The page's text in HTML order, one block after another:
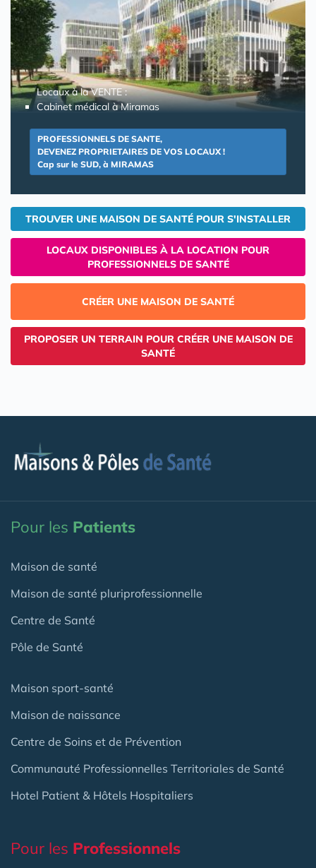
Locaux à la VENTE :
Cabinet médical à Miramas
PROFESSIONNELS DE SANTE,
DEVENEZ PROPRIETAIRES DE VOS LOCAUX !
Cap sur le SUD, à MIRAMAS
TROUVER UNE MAISON DE SANTÉ POUR S'INSTALLER
LOCAUX DISPONIBLES À LA LOCATION POUR
PROFESSIONNELS DE SANTÉ
CRÉER UNE MAISON DE SANTÉ
PROPOSER UN TERRAIN POUR CRÉER UNE MAISON DE
SANTÉ
Pour les Patients
Maison de santé
Maison de santé pluriprofessionnelle
Centre de Santé
Pôle de Santé
Maison sport-santé
Maison de naissance
Centre de Soins et de Prévention
Communauté Professionnelles Territoriales de Santé
Hotel Patient & Hôtels Hospitaliers
Pour les Professionnels